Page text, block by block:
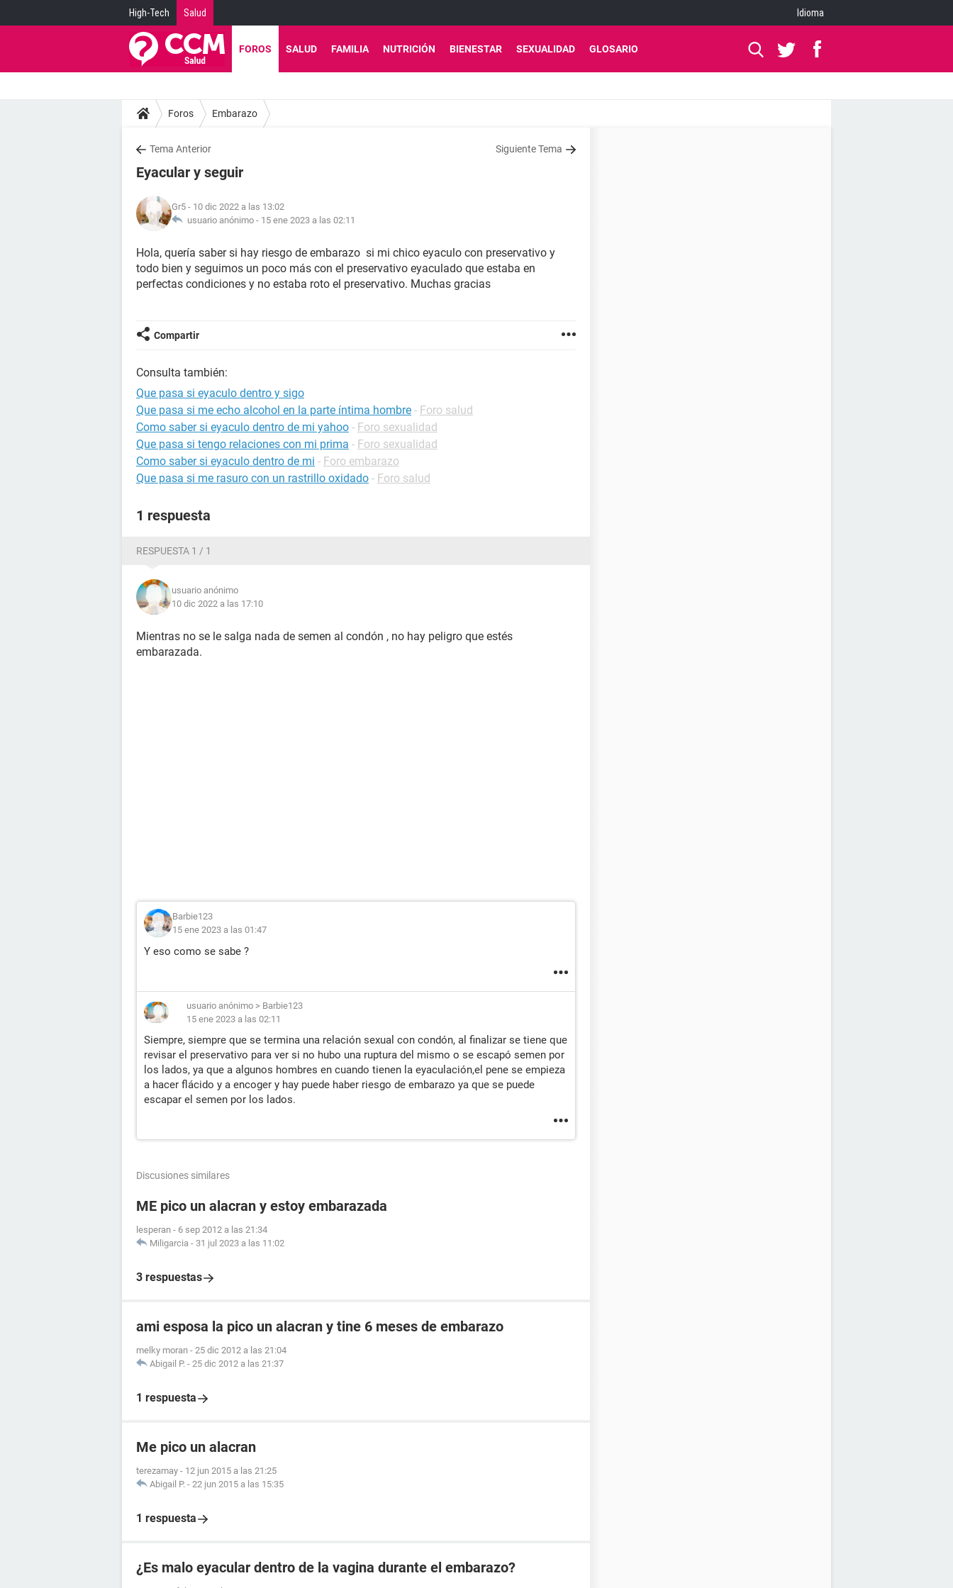
High-Tech Salud Idioma
FOROS SALUD FAMILIA NUTRICIÓN BIENESTAR SEXUALIDAD GLOSARIO
Foros Embarazo
Tema Anterior Siguiente Tema
Eyacular y seguir
Gr5 - 10 dic 2022 a las 13:02
usuario anónimo - 15 ene 2023 a las 02:11
Hola, quería saber si hay riesgo de embarazo si mi chico eyaculo con preservativo y
todo bien y seguimos un poco más con el preservativo eyaculado que estaba en
perfectas condiciones y no estaba roto el preservativo. Muchas gracias
Compartir
Consulta también:
Que pasa si eyaculo dentro y sigo
Que pasa si me echo alcohol en la parte íntima hombre - Foro salud
Como saber si eyaculo dentro de mi yahoo - Foro sexualidad
Que pasa si tengo relaciones con mi prima - Foro sexualidad
Como saber si eyaculo dentro de mi - Foro embarazo
Que pasa si me rasuro con un rastrillo oxidado - Foro salud
1 respuesta
RESPUESTA 1 / 1
usuario anónimo
10 dic 2022 a las 17:10
Mientras no se le salga nada de semen al condón , no hay peligro que estés
embarazada.
Barbie123
15 ene 2023 a las 01:47
Y eso como se sabe ?
usuario anónimo > Barbie123
15 ene 2023 a las 02:11
Siempre, siempre que se termina una relación sexual con condón, al finalizar se tiene que
revisar el preservativo para ver si no hubo una ruptura del mismo o se escapó semen por
los lados, ya que a algunos hombres en cuando tienen la eyaculación,el pene se empieza
a hacer flácido y a encoger y hay puede haber riesgo de embarazo ya que se puede
escapar el semen por los lados.
Discusiones similares
ME pico un alacran y estoy embarazada
lesperan - 6 sep 2012 a las 21:34
Miligarcia - 31 jul 2023 a las 11:02
3 respuestas
ami esposa la pico un alacran y tine 6 meses de embarazo
melky moran - 25 dic 2012 a las 21:04
Abigail P. - 25 dic 2012 a las 21:37
1 respuesta
Me pico un alacran
terezamay - 12 jun 2015 a las 21:25
Abigail P. - 22 jun 2015 a las 15:35
1 respuesta
¿Es malo eyacular dentro de la vagina durante el embarazo?